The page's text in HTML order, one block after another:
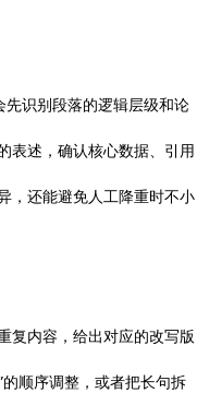
识别段落的逻辑层级和论
表述，确认核心数据、引用
，还能避免人工降重时不小
复内容，给出对应的改写版
顺序调整，或者把长句拆